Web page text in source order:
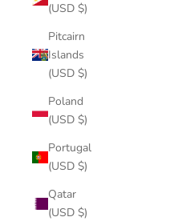
(USD $)
Pitcairn
Islands
(USD $)
Poland
(USD $)
Portugal
(USD $)
Qatar
(USD $)